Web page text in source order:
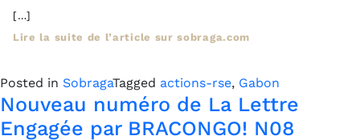
[…]
Lire la suite de l’article sur sobraga.com
Posted in SobragaTagged actions-rse, Gabon
Nouveau numéro de La Lettre
Engagée par BRACONGO! N08